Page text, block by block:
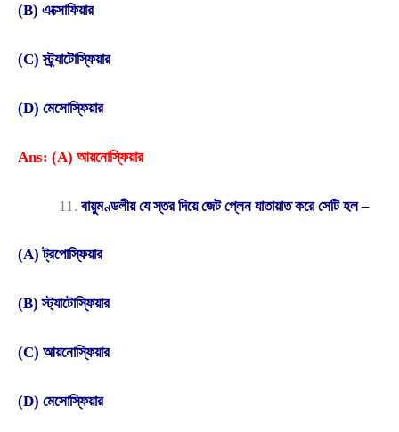
(B) এক্সোফিয়ার
(C) স্ট্র্যাটোস্ফিয়ার
(D) মেসোস্ফিয়ার
Ans: (A) আয়নোস্ফিয়ার
বায়ুমণ্ডলীয় যে স্তর দিয়ে জেট প্লেন যাতায়াত করে সেটি হল –
(A) ট্রপোস্ফিয়ার
(B) স্ট্যাটোস্ফিয়ার
(C) আয়নোস্ফিয়ার
(D) মেসোস্ফিয়ার